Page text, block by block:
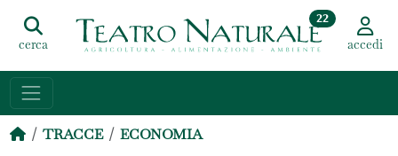
cerca
22
accedi
TRACCE ECONOMIA